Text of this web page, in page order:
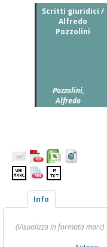
Scritti giuridici /
Alfredo
Pozzolini
Pozzolini,
Alfredo
Info
(Visualizza in formato marc)